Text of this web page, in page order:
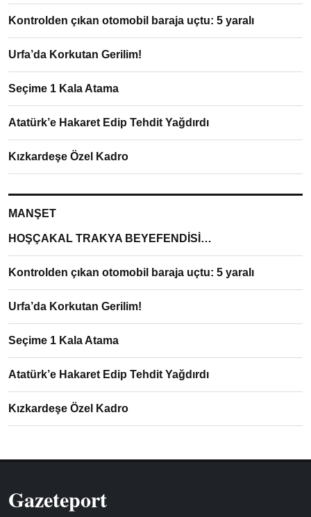
Kontrolden çıkan otomobil baraja uçtu: 5 yaralı
Urfa’da Korkutan Gerilim!
Seçime 1 Kala Atama
Atatürk’e Hakaret Edip Tehdit Yağdırdı
Kızkardeşe Özel Kadro
MANŞET
HOŞÇAKAL TRAKYA BEYEFENDİSİ…
Kontrolden çıkan otomobil baraja uçtu: 5 yaralı
Urfa’da Korkutan Gerilim!
Seçime 1 Kala Atama
Atatürk’e Hakaret Edip Tehdit Yağdırdı
Kızkardeşe Özel Kadro
Gazeteport